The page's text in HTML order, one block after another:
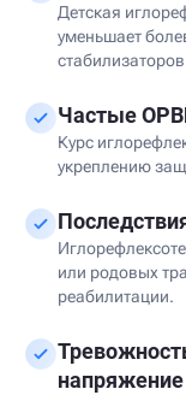
Детская
уменьшает
Частые
Курс
укреплению
или родовых
реабилитации.
напряжение